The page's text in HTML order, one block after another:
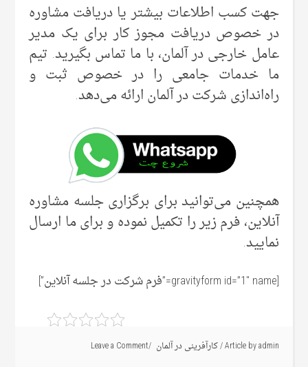
جهت کسب اطلاعات بیشتر یا دریافت مشاوره
در خصوص دریافت مجوز کار برای یک مدیر
عامل خارجی در آلمان، با ما تماس بگیرید. تیم
ما خدمات جامعی را در خصوص ثبت و
راه‌اندازی شرکت در آلمان ارائه می‌دهد.
همچنین می‌توانید برای برگزاری جلسه مشاوره
آنلاین، فرم زیر را تکمیل نموده و برای ما ارسال
نمایید.
[gravityform id=”1″ name=”فرم شرکت در جلسه آنلاین”]
Article byadmin
/کارآفرینی در آلمان Leave a Comment